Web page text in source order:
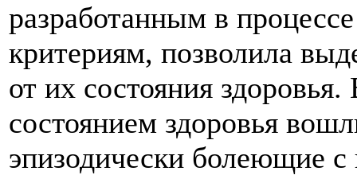
разработанным в
критериям, позволила
от их состояния
состоянием здоровья
эпизодически болеющие